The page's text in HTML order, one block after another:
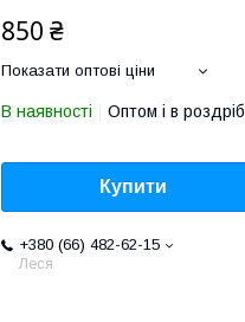
850 ₴
Показати оптові ціни
В наявності Оптом і в роздріб
Купити
+380 (66) 482-62-15
Леся